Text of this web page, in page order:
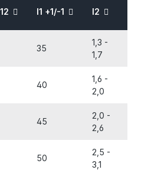
l1 +1/-1 l2
35
1,3 -
1,7
40
1,6 -
2,0
45
2,0 -
2,6
50
2,5 -
3,1